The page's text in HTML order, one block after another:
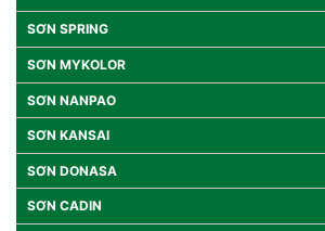
SƠN SPRING
SƠN MYKOLOR
SƠN NANPAO
SƠN KANSAI
SƠN DONASA
SƠN CADIN